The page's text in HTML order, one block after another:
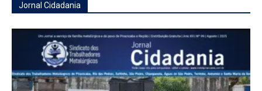
Jornal Cidadania